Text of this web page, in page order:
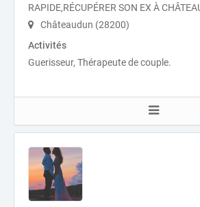
RAPIDE,RÉCUPÉRER SON EX À
Châteaudun (28200)
Activités
Guerisseur, Thérapeute de couple.